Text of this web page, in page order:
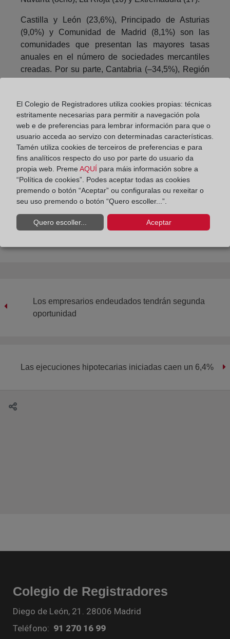
Castilla y León (23,6%), Principado de Asturias
(9,0%) y Comunidad de Madrid (8,1%) son las
comunidades que presentan las mayores tasas
anuales en el número de sociedades mercantiles
creadas. Por su parte, Cantabria (–34,5%), Región
En cuanto a las sociedades disueltas, las tasas
más elevadas se dan en Comunidad Foral de
Navarra (166,7%), Galicia (69,8%) y Castilla y León
(33,9%). Por el contrario, Castilla–La Mancha (–
26,2%), Islas Baleares (–24,6%) y Principado de
Asturias (–22,9%) presentan los mayores
descensos.
Compartir:
Los empresarios endeudados tendrán segunda
oportunidad
Las ejecuciones hipotecarias iniciadas caen un 6,4%
Colegio de Registradores
Diego de León, 21. 28006 Madrid
Teléfono: 91 270 16 99
El Colegio de Registradores utiliza cookies propias: técnicas
estritamente necesarias para permitir a navegación pola
web e de preferencias para lembrar información para que o
usuario acceda ao servizo con determinadas características.
Tamén utiliza cookies de terceiros de preferencias e para
fins analíticos respecto do uso por parte do usuario da
propia web. Preme AQUÍ para máis información sobre a
“Política de cookies”. Podes aceptar todas as cookies
premendo o botón “Aceptar” ou configuralas ou rexeitar o
seu uso premendo o botón “Quero escoller...”.
Quero escoller... Aceptar